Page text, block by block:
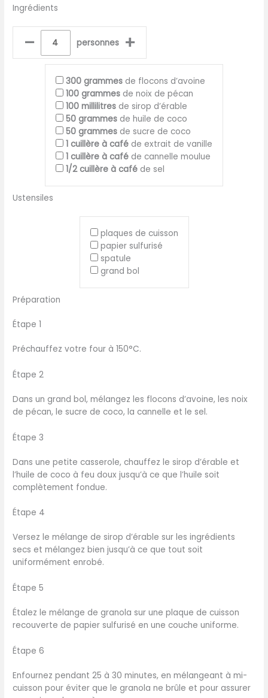
Ingrédients
– personnes +
300 grammes de flocons d’avoine
100 grammes de noix de pécan
100 millilitres de sirop d’érable
50 grammes de huile de coco
50 grammes de sucre de coco
1 cuillère à café de extrait de vanille
1 cuillère à café de cannelle moulue
1/2 cuillère à café de sel
Ustensiles
plaques de cuisson
papier sulfurisé
spatule
grand bol
Préparation
Étape 1
Préchauffez votre four à 150°C.
Étape 2
Dans un grand bol, mélangez les flocons d’avoine, les noix
de pécan, le sucre de coco, la cannelle et le sel.
Étape 3
Dans une petite casserole, chauffez le sirop d’érable et
l’huile de coco à feu doux jusqu’à ce que l’huile soit
complètement fondue.
Étape 4
Versez le mélange de sirop d’érable sur les ingrédients
secs et mélangez bien jusqu’à ce que tout soit
uniformément enrobé.
Étape 5
Étalez le mélange de granola sur une plaque de cuisson
recouverte de papier sulfurisé en une couche uniforme.
Étape 6
Enfournez pendant 25 à 30 minutes, en mélangeant à mi-
cuisson pour éviter que le granola ne brûle et pour assurer